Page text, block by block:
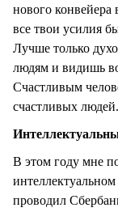
нового
все твои усилия
Лучше только
людям и видишь
Счастливым
счастливых людей.
В этом году мне
проводил